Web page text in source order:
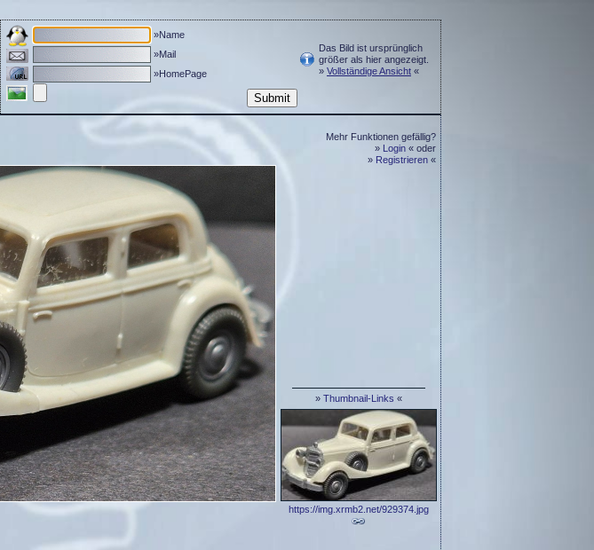
»Name
»Mail
»HomePage
Das Bild ist ursprünglich
größer als hier angezeigt.
» Vollständige Ansicht «
Mehr Funktionen gefällig?
» Login « oder
» Registrieren «
» Thumbnail-Links «
https://img.xrmb2.net/929374.jpg